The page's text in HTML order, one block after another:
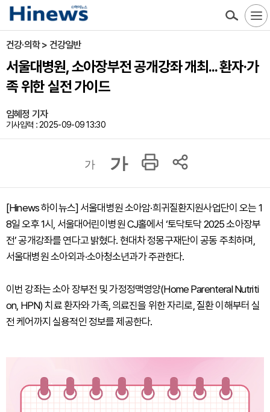
건강·의학 > 건강일반
서울대병원, 소아장부전 공개강좌 개최... 환자·가
족 위한 실전 가이드
임혜정 기자
기사입력 : 2025-09-09 13:30
가 가
[Hinews 하이뉴스] 서울대병원 소아암·희귀질환지원사업단이 오는 1
8일 오후 1시, 서울대어린이병원 CJ홀에서 ‘토닥토닥 2025 소아장부
전’ 공개강좌를 연다고 밝혔다. 현대차 정몽구재단이 공동 주최하며,
서울대병원 소아외과·소아청소년과가 주관한다.
이번 강좌는 소아 장부전 및 가정정맥영양(Home Parenteral Nutriti
on, HPN) 치료 환자와 가족, 의료진을 위한 자리로, 질환 이해부터 실
전 케어까지 실용적인 정보를 제공한다.